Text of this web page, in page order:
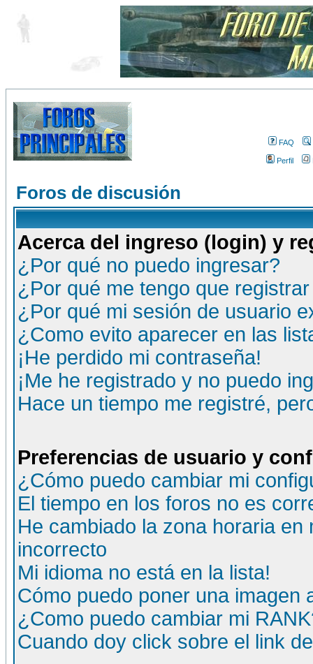
FAQ
Perfil
Foros de discusión
Acerca del ingreso (login) y
¿Por qué no puedo ingresar?
¿Por qué me tengo que
¿Por qué mi sesión de usuario
¿Como evito aparecer en las
¡He perdido mi contraseña!
¡Me he registrado y no puedo
Hace un tiempo me registré,
Preferencias de usuario y
¿Cómo puedo cambiar mi
El tiempo en los foros no es
He cambiado la zona horaria
incorrecto
Mi idioma no está en la lista!
Cómo puedo poner una imagen
¿Como puedo cambiar mi
Cuando doy click sobre el link